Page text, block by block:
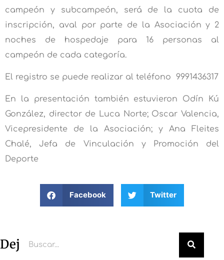
campeón y subcampeón, será de la cuota de
inscripción, aval por parte de la Asociación y 2
noches de hospedaje para 16 personas al
campeón de cada categoría.
El registro se puede realizar al teléfono 9991436317
En la presentación también estuvieron Odín Kú
González, director de Luca Norte; Oscar Valencia,
Vicepresidente de la Asociación; y Ana Fleites
Chalé, Jefa de Vinculación y Promoción del
Deporte
Facebook Twitter
Deja un comentario